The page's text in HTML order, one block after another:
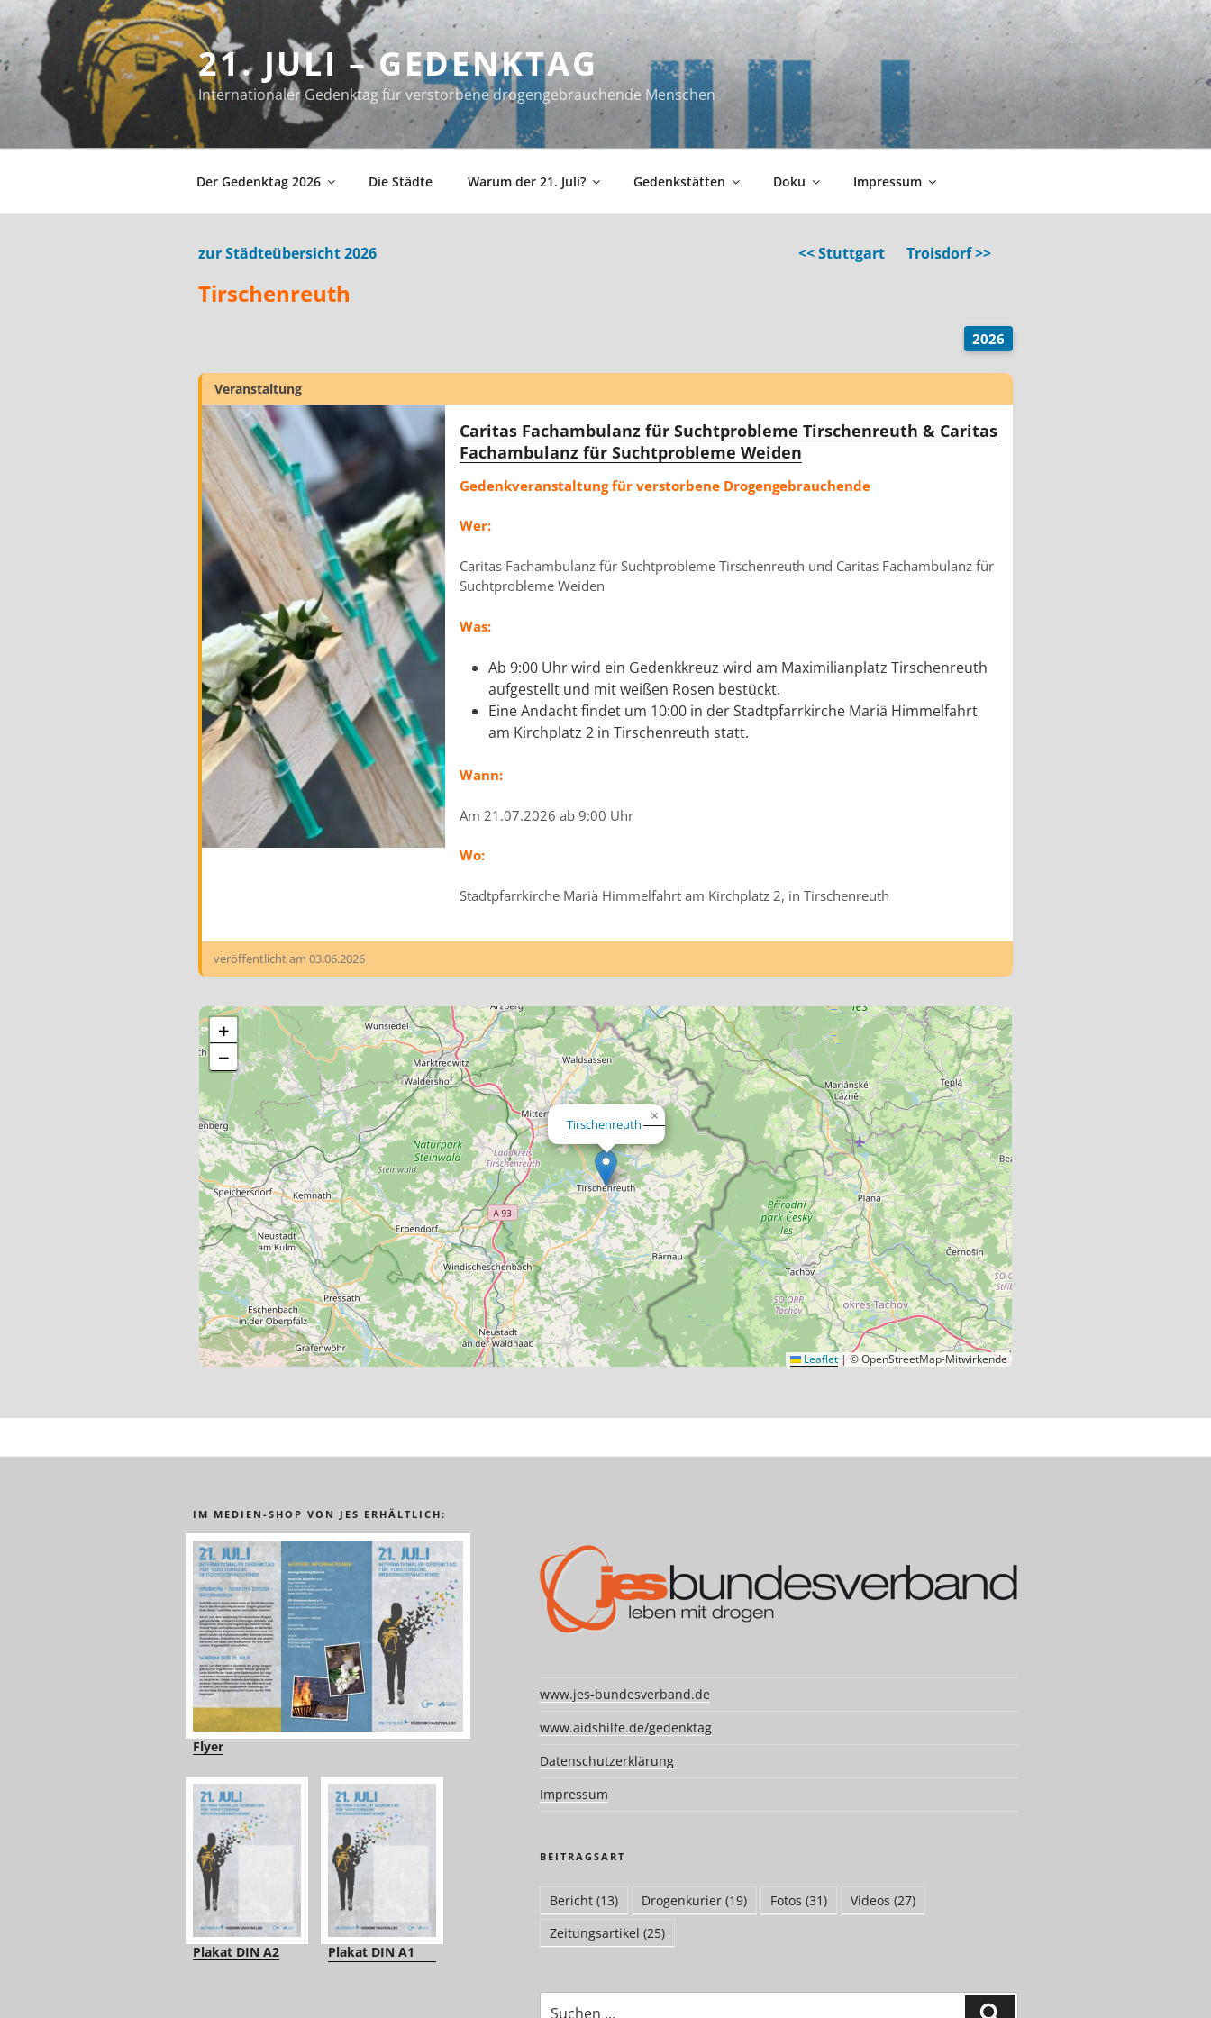
Inhalt
springen
21. JULI – GEDENKTAG
Internationaler Gedenktag für verstorbene drogengebrauchende Menschen
Der Gedenktag 2026 Die Städte Warum der 21. Juli? Gedenkstätten Doku Impressum
zur Städteübersicht 2026 Troisdorf >>
<< Stuttgart
Tirschenreuth
2026
Veranstaltung
Caritas Fachambulanz für Suchtprobleme Tirschenreuth & Caritas
Fachambulanz für Suchtprobleme Weiden
Gedenkveranstaltung für verstorbene Drogengebrauchende
Wer:
Caritas Fachambulanz für Suchtprobleme Tirschenreuth und Caritas Fachambulanz für
Suchtprobleme Weiden
Was:
Ab 9:00 Uhr wird ein Gedenkkreuz wird am Maximilianplatz Tirschenreuth
aufgestellt und mit weißen Rosen bestückt.
Eine Andacht findet um 10:00 in der Stadtpfarrkirche Mariä Himmelfahrt
am Kirchplatz 2 in Tirschenreuth statt.
Wann:
Am 21.07.2026 ab 9:00 Uhr
Wo:
Stadtpfarrkirche Mariä Himmelfahrt am Kirchplatz 2, in Tirschenreuth
veröffentlicht am 03.06.2026
Tirschenreuth ×
+
−
Leaflet |© OpenStreetMap-Mitwirkende
IM MEDIEN-SHOP VON JES ERHÄLTLICH:
Flyer
Plakat DIN A2 Plakat DIN A1
www.jes-bundesverband.de
www.aidshilfe.de/gedenktag
Datenschutzerklärung
Impressum
BEITRAGSART
Bericht(13) Drogenkurier(19) Fotos (31) Videos (27)
Zeitungsartikel (25)